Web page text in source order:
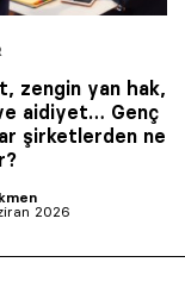
zengin yan hak,
aidiyet… Genç
şirketlerden ne
2026